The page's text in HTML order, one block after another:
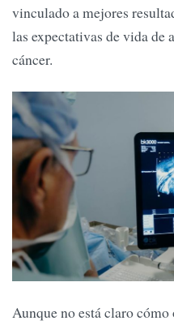
vinculado a mejores
las expectativas de vida de
cáncer.
Aunque no está claro